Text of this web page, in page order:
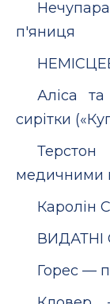
п'яниця
Аліса
сирітки
медичними
Каролін
ВИДАТНІ
Горес —